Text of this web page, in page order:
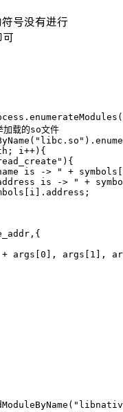
号没有进行
载的so文件
i++){
is -> " +
is -> " +
args[0], args[1],